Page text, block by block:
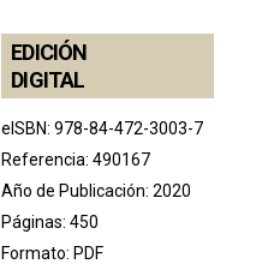
EDICIÓN
DIGITAL
eISBN: 978-84-472-3003-7
Referencia: 490167
Año de Publicación: 2020
Páginas: 450
Formato: PDF